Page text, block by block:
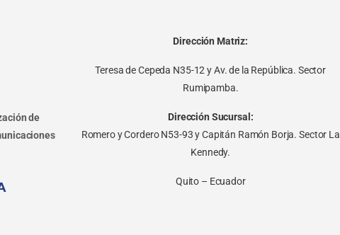
de
Dirección Matriz:
Teresa de Cepeda N35-12 y Av. de la República. Sector
Rumipamba.
Dirección Sucursal:
Romero y Cordero N53-93 y Capitán Ramón Borja. Sector La
Kennedy.
Quito – Ecuador